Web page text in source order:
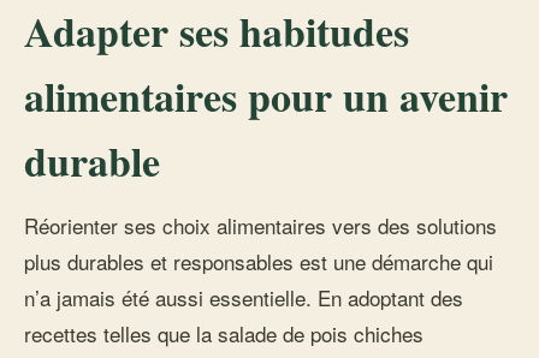
Adapter ses habitudes
alimentaires pour un avenir
durable
Réorienter ses choix alimentaires vers des solutions
plus durables et responsables est une démarche qui
n’a jamais été aussi essentielle. En adoptant des
recettes telles que la salade de pois chiches